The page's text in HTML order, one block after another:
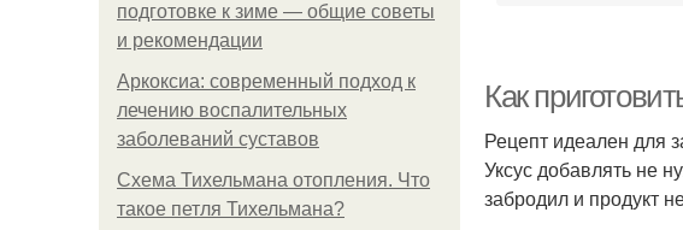
подготовке к зиме — общие советы
и рекомендации
Аркоксиа: современный подход к
лечению воспалительных
заболеваний суставов
Схема Тихельмана отопления. Что
такое петля Тихельмана?
Как
Рецепт идеален для
Уксус добавлять не
забродил и продукт